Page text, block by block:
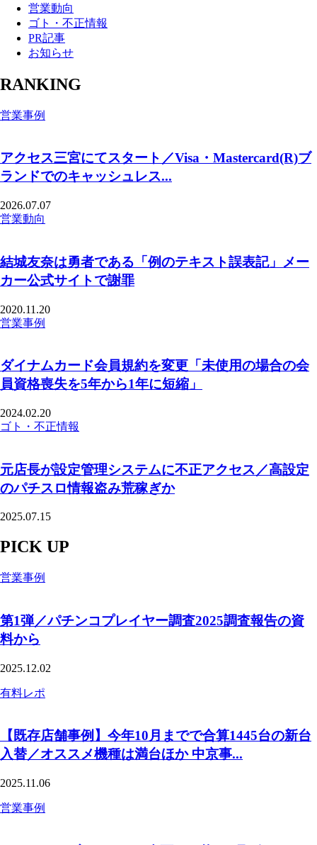
営業動向
ゴト・不正情報
PR記事
お知らせ
RANKING
営業事例
アクセス三宮にてスタート／Visa・Mastercard(R)ブ
ランドでのキャッシュレス...
2026.07.07
営業動向
結城友奈は勇者である「例のテキスト誤表記」メー
カー公式サイトで謝罪
2020.11.20
営業事例
ダイナムカード会員規約を変更「未使用の場合の会
員資格喪失を5年から1年に短縮」
2024.02.20
ゴト・不正情報
元店長が設定管理システムに不正アクセス／高設定
のパチスロ情報盗み荒稼ぎか
2025.07.15
PICK UP
営業事例
第1弾／パチンコプレイヤー調査2025調査報告の資
料から
2025.12.02
有料レポ
【既存店舗事例】今年10月までで合算1445台の新台
入替／オススメ機種は満台ほか 中京事...
2025.11.06
営業事例